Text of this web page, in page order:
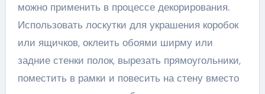
можно применить в процессе декорирования.
Использовать лоскутки для украшения коробок
или ящичков, оклеить обоями ширму или
задние стенки полок, вырезать прямоугольники,
поместить в рамки и повесить на стену вместо